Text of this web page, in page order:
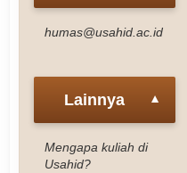
humas@usahid.ac.id
Lainnya ▼
Mengapa kuliah di
Usahid?